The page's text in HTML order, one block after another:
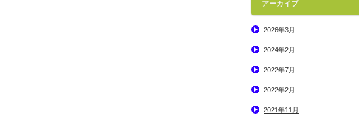
アーカイブ
2026年3月
2024年2月
2022年7月
2022年2月
2021年11月